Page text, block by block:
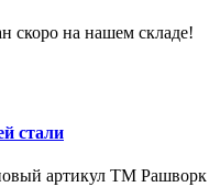
скоро на нашем складе!
стали
артикул ТМ Рашворк